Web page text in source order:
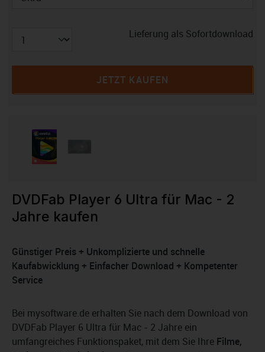
Lieferung als Sofortdownload
JETZT KAUFEN
DVDFab Player 6 Ultra für Mac - 2
Jahre kaufen
Günstiger Preis + Unkomplizierte und schnelle
Kaufabwicklung + Einfacher Download + Kompetenter
Service
Bei mysoftware.de erhalten Sie nach dem Download von
DVDFab Player 6 Ultra für Mac - 2 Jahre ein
umfangreiches Funktionspaket, mit dem Sie Ihre Filme,